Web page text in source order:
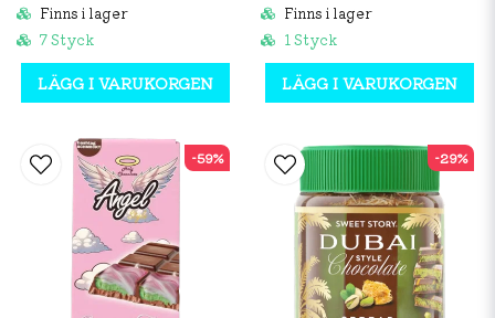
Finns i lager
7 Styck
LÄGG I VARUKORGEN
Finns i lager
1 Styck
LÄGG I VARUKORGEN
-59% -29%